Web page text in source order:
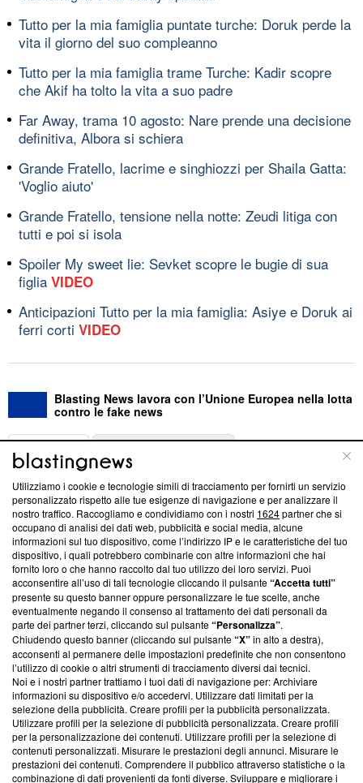
Tutto per la mia famiglia puntate turche: Doruk perde la
vita il giorno del suo compleanno
Tutto per la mia famiglia trame Turche: Kadir scopre
che Akif ha tolto la vita a suo padre
Far Away, trama 10 agosto: Nare prende una decisione
definitiva, Albora si schiera
Grande Fratello, lacrime e singhiozzi per Shaila Gatta:
'Voglio aiuto'
Grande Fratello, tensione nella notte: Zeudi litiga con
tutti e poi si isola
Spoiler My sweet lie: Sevket scopre le bugie di sua
figlia VIDEO
Anticipazioni Tutto per la mia famiglia: Asiye e Doruk ai
ferri corti VIDEO
Blasting News lavora con l’Unione Europea nella lotta
contro le fake news
ABOUT
Questa sezione offre informazioni trasparenti su Blasting
News, sui nostri processi editoriali e su come ci impegniamo a
creare news di qualità. Inoltre, afferma la nostra aderenza a
‘Trust Project - News with Integrity’Blasting News non è
ancora membro del programma, ma ha richiesto di farne
parte; Trust Project non ha ancora effettuato una verifica di
conformità agli standard.
Su di noi
Team editoriale
Corporate
Redazione
Informativa Privacy
Cookie Policy
Utilizziamo i cookie e tecnologie simili di tracciamento per fornirti un servizio
personalizzato rispetto alle tue esigenze di navigazione e per analizzare il
nostro traffico. Raccogliamo e condividiamo con i nostri 1624partner che si
occupano di analisi dei dati web, pubblicità e social media, alcune
informazioni sul tuo dispositivo, come l’indirizzo IP e le caratteristiche del tuo
dispositivo, i quali potrebbero combinarle con altre informazioni che hai
fornito loro o che hanno raccolto dal tuo utilizzo dei loro servizi. Puoi
acconsentire all’uso di tali tecnologie cliccando il pulsante“Accetta tutti”
presente su questo banner oppure personalizzare le tue scelte, anche
eventualmente negando il consenso al trattamento dei dati personali da
parte dei partner terzi, cliccando sul pulsante“Personalizza”.
Chiudendo questo banner (cliccando sul pulsante“X”in alto a destra),
acconsenti al permanere delle impostazioni predefinite che non consentono
l’utilizzo di cookie o altri strumenti di tracciamento diversi dai tecnici.
Noi e i nostri partner trattiamo i tuoi dati di navigazione per: Archiviare
informazioni su dispositivo e/o accedervi. Utilizzare dati limitati per la
selezione della pubblicità. Creare profili per la pubblicità personalizzata.
Utilizzare profili per la selezione di pubblicità personalizzata. Creare profili
per la personalizzazione dei contenuti. Utilizzare profili per la selezione di
contenuti personalizzati. Misurare le prestazioni degli annunci. Misurare le
prestazioni dei contenuti. Comprendere il pubblico attraverso statistiche o la
combinazione di dati provenienti da fonti diverse. Sviluppare e migliorare i